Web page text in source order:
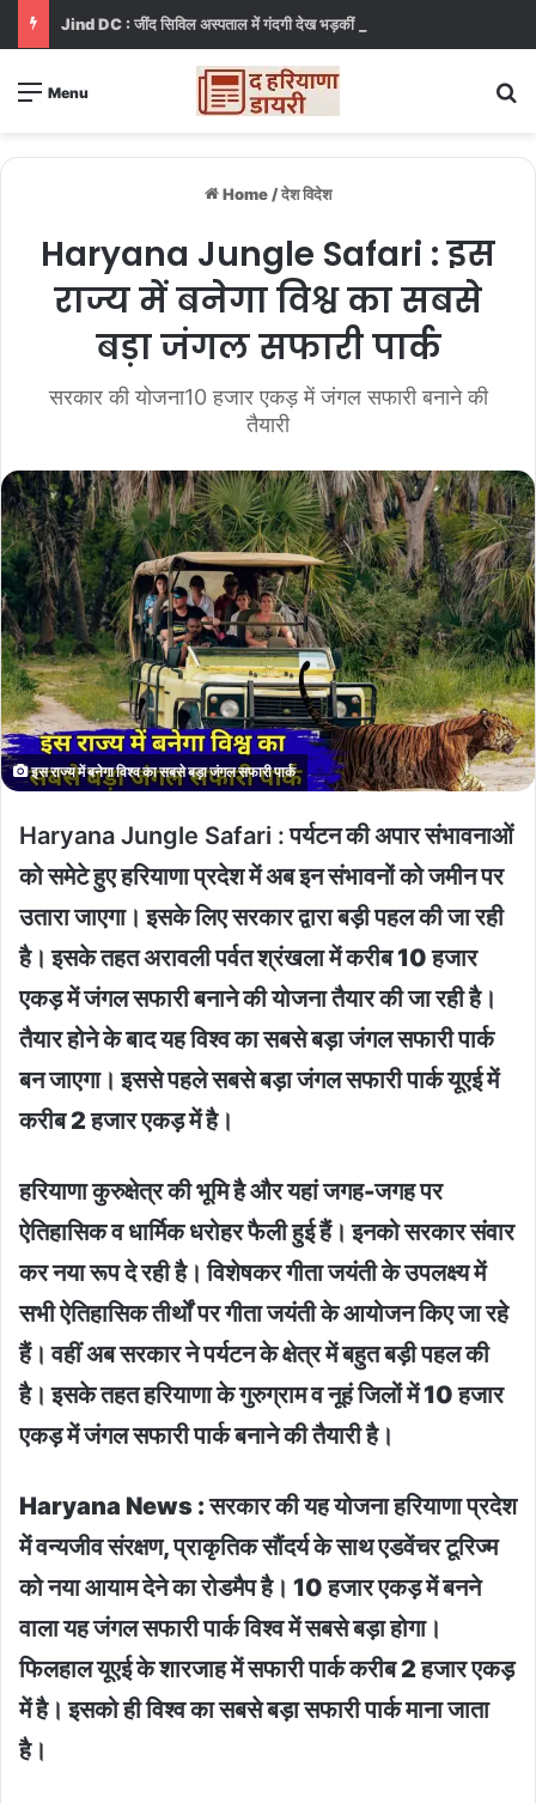
Menu
Home /देश विदेश
Haryana Jungle Safari : इस
राज्य में बनेगा विश्व का सबसे
बड़ा जंगल सफारी पार्क
सरकार की योजना10 हजार एकड़ में जंगल सफारी बनाने की
तैयारी
इस राज्य में बनेगा विश्व का सबसे बड़ा जंगल सफारी पार्क
Haryana Jungle Safari :पर्यटन की अपार संभावनाओं
को समेटे हुए हरियाणा प्रदेश में अब इन संभावनों को जमीन पर
उतारा जाएगा। इसके लिए सरकार द्वारा बड़ी पहल की जा रही
है। इसके तहत अरावली पर्वत श्रंखला में करीब 10 हजार
एकड़ में जंगल सफारी बनाने की योजना तैयार की जा रही है।
तैयार होने के बाद यह विश्व का सबसे बड़ा जंगल सफारी पार्क
बन जाएगा। इससे पहले सबसे बड़ा जंगल सफारी पार्क यूएई में
करीब 2 हजार एकड़ में है।
हरियाणा कुरुक्षेत्र की भूमि है और यहां जगह-जगह पर
ऐतिहासिक व धार्मिक धरोहर फैली हुई हैं। इनको सरकार संवार
कर नया रूप दे रही है। विशेषकर गीता जयंती के उपलक्ष्य में
सभी ऐतिहासिक तीर्थों पर गीता जयंती के आयोजन किए जा रहे
हैं। वहीं अब सरकार ने पर्यटन के क्षेत्र में बहुत बड़ी पहल की
है। इसके तहत हरियाणा के गुरुग्राम व नूहं जिलों में 10 हजार
एकड़ में जंगल सफारी पार्क बनाने की तैयारी है।
Haryana News : सरकार की यह योजना हरियाणा प्रदेश
में वन्यजीव संरक्षण, प्राकृतिक सौंदर्य के साथ एडवेंचर टूरिज्म
को नया आयाम देने का रोडमैप है। 10 हजार एकड़ में बनने
वाला यह जंगल सफारी पार्क विश्व में सबसे बड़ा होगा।
फिलहाल यूएई के शारजाह में सफारी पार्क करीब 2 हजार एकड़
में है। इसको ही विश्व का सबसे बड़ा सफारी पार्क माना जाता
है।